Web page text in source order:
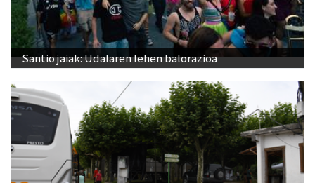
Santio jaiak: Udalaren lehen balorazioa